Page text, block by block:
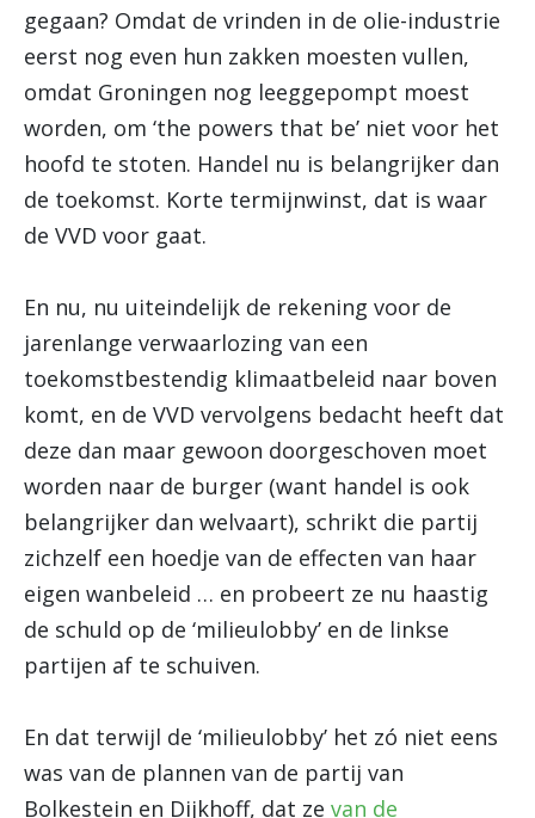
gegaan? Omdat de vrinden in de olie-industrie
eerst nog even hun zakken moesten vullen,
omdat Groningen nog leeggepompt moest
worden, om ‘the powers that be’ niet voor het
hoofd te stoten. Handel nu is belangrijker dan
de toekomst. Korte termijnwinst, dat is waar
de VVD voor gaat.
En nu, nu uiteindelijk de rekening voor de
jarenlange verwaarlozing van een
toekomstbestendig klimaatbeleid naar boven
komt, en de VVD vervolgens bedacht heeft dat
deze dan maar gewoon doorgeschoven moet
worden naar de burger (want handel is ook
belangrijker dan welvaart), schrikt die partij
zichzelf een hoedje van de effecten van haar
eigen wanbeleid … en probeert ze nu haastig
de schuld op de ‘milieulobby’ en de linkse
partijen af te schuiven.
En dat terwijl de ‘milieulobby’ het zó niet eens
was van de plannen van de partij van
Bolkestein en Dijkhoff, dat ze van de